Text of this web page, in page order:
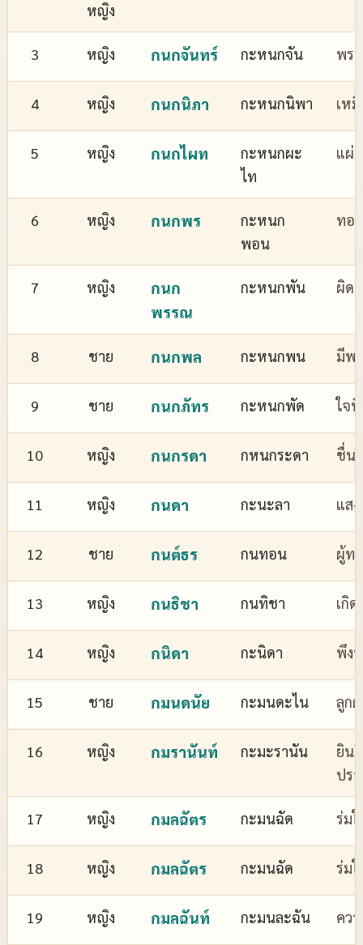
หญิง
3 หญิง กนกจันทร์ กะหนกจัน พร
4 หญิง กนกนิภา กะหนกนิพา เห
5 หญิง กนกไผท
กะหนกผะ
ไท
แผ่
6 หญิง กนกพร
กะหนก
พอน
ทอ
7 หญิง
กนก
พรรณ
กะหนกพัน ผิด
8 ชาย กนกพล กะหนกพน มีพ
9 ชาย กนกภัทร กะหนกพัด ใจ
10 หญิง กนกรดา กหนกระดา ชื่น
11 หญิง กนดา กะนะลา แสง
12 ชาย กนต์ธร กนทอน ผู้ท
13 หญิง กนธิชา กนทิชา เกิด
14 หญิง กนิดา กะนิดา พึง
15 ชาย กมนดนัย กะมนดะไน ลูก
16 หญิง กมรานันท์ กะมะรานัน
ยิน
ปร
17 หญิง กมลฉัตร กะมนฉัด ร่มใ
18 หญิง กมลฉัตร กะมนฉัด ร่มใ
19 หญิง กมลฉันท์ กะมนละฉัน คว